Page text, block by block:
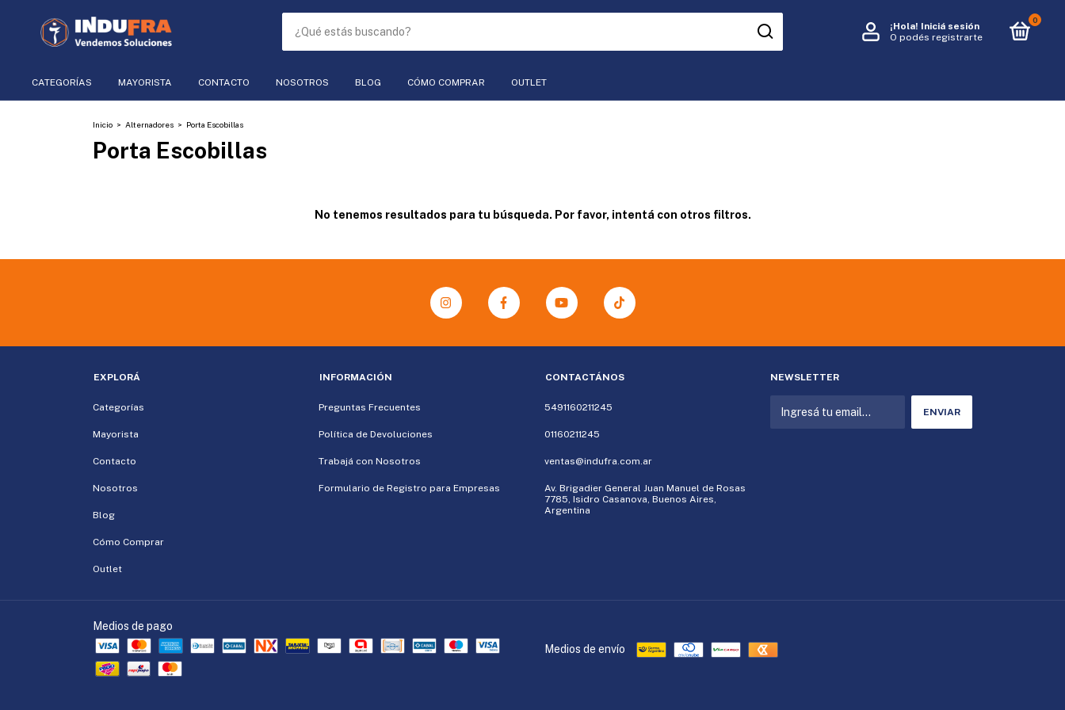
¡Hola! Iniciá sesión
O podés registrarte
0
CATEGORÍAS MAYORISTA CONTACTO NOSOTROS BLOG CÓMO COMPRAR OUTLET
Inicio > Alternadores > Porta Escobillas
Porta Escobillas
No tenemos resultados para tu búsqueda. Por favor, intentá con otros filtros.
EXPLORÁ
Categorías
Mayorista
Contacto
Nosotros
Blog
Cómo Comprar
Outlet
INFORMACIÓN
Preguntas Frecuentes
Política de Devoluciones
Trabajá con Nosotros
Formulario de Registro para Empresas
CONTACTÁNOS
5491160211245
01160211245
ventas@indufra.com.ar
Av. Brigadier General Juan Manuel de Rosas
7785, Isidro Casanova, Buenos Aires,
Argentina
NEWSLETTER
Medios de pago
Medios de envío